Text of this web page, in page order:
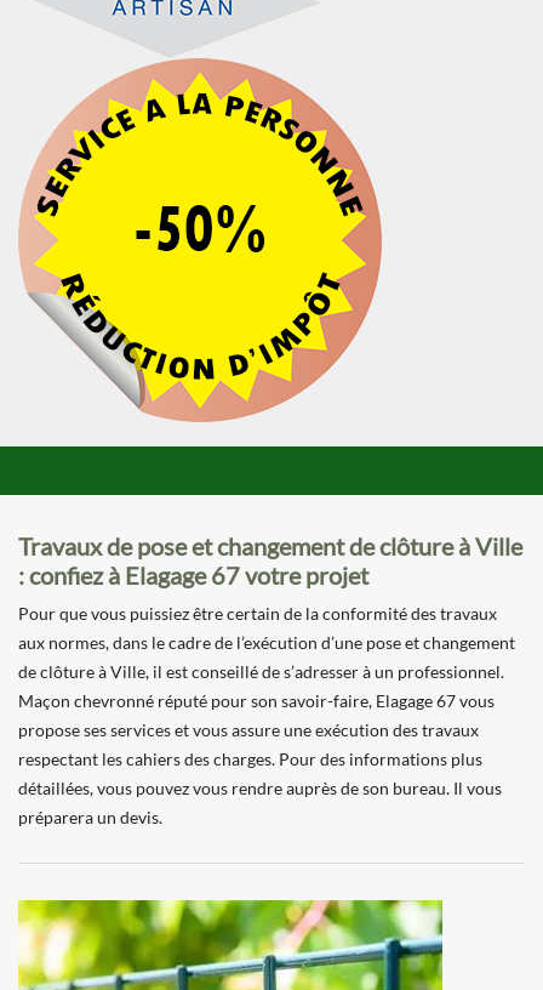
Travaux de pose et changement de clôture à Ville
: confiez à Elagage 67 votre projet
Pour que vous puissiez être certain de la conformité des travaux
aux normes, dans le cadre de l’exécution d’une pose et changement
de clôture à Ville, il est conseillé de s’adresser à un professionnel.
Maçon chevronné réputé pour son savoir-faire, Elagage 67 vous
propose ses services et vous assure une exécution des travaux
respectant les cahiers des charges. Pour des informations plus
détaillées, vous pouvez vous rendre auprès de son bureau. Il vous
préparera un devis.